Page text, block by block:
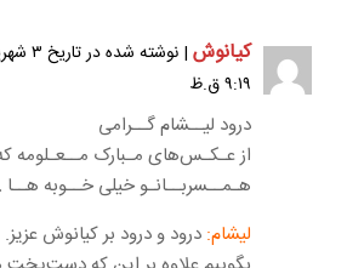
کیانوش
۹:۱۹ ق.ظ
درود لیــشام گــرامی
از عـکـس‌های مـبارک مــعـلومه
هـمــسربــانـو خیلی خــوبه
لیشام: درود و درود بر کیانوش